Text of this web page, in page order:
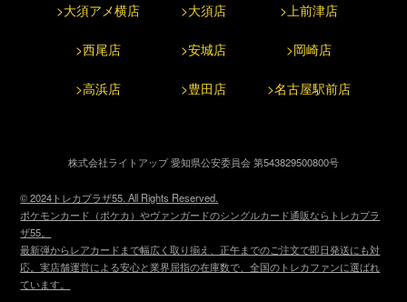
>大須アメ横店 >大須店 >上前津店
>西尾店 >安城店 >岡崎店
>高浜店 >豊田店 >名古屋駅前店
株式会社ライトアップ 愛知県公安委員会 第543829500800号
© 2024トレカプラザ55. All Rights Reserved.
ポケモンカード（ポケカ）やヴァンガードのシングルカード通販ならトレカプラ
ザ55。
最新弾からレアカードまで幅広く取り揃え、正午までのご注文で即日発送にも対
応。実店舗運営による安心と業界屈指の在庫数で、全国のトレカファンに選ばれ
ています。